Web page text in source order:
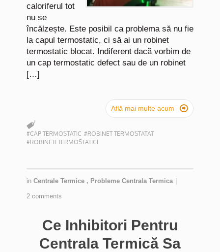
caloriferul tot
nu se
încălzește. Este posibil ca problema să nu fie
la capul termostatic, ci să ai un robinet
termostatic blocat. Indiferent dacă vorbim de
un cap termostatic defect sau de un robinet
[…]
Află mai multe acum 
#CAP TERMOSTATIC #ROBINET TERMOSTATAT
#ROBINETI TERMOSTATICI
in Centrale Termice , Probleme Centrala Termica
2 comments
Ce Inhibitori Pentru
Centrala Termică Sa